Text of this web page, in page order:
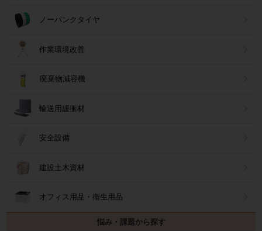
ノーパンクタイヤ
作業環境改善
廃棄物減容機
輸送用緩衝材
安全設備
建設土木資材
オフィス用品・衛生用品
悩み・課題から探す